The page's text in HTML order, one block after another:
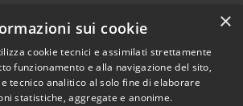
accessibilità
Copyright © 2026 • Comune di
×
sui cookie
cookie tecnici e assimilati strettamente
funzionamento e alla navigazione del sito,
tecnico analitico al solo fine di elaborare
statistiche, aggregate e anonime.